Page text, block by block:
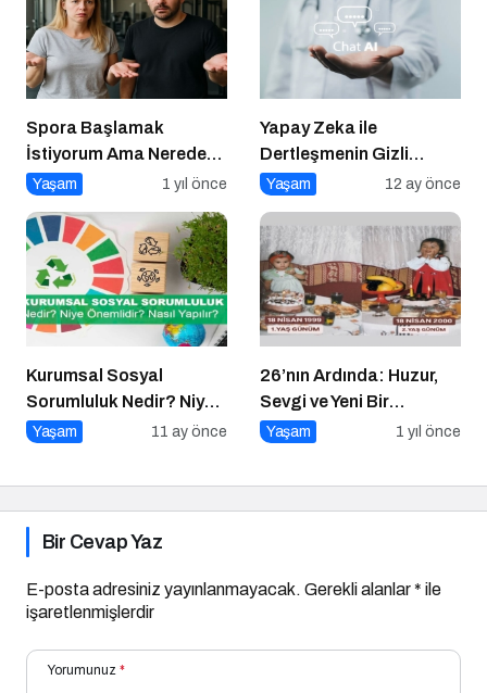
Spora Başlamak
İstiyorum Ama Nereden
Başlayacağımı
Yaşam 1 yıl önce
Yapay Zeka ile
Dertleşmenin Gizli
Tehlikeleri
Yaşam 12 ay önce
Kurumsal Sosyal
Sorumluluk Nedir? Niye
Önemlidir? Kurumsal
Yaşam 11 ay önce
26’nın Ardında: Huzur,
Sevgi ve Yeni Bir
Başlangıç
Yaşam 1 yıl önce
Bir Cevap Yaz
E-posta adresiniz yayınlanmayacak. Gerekli alanlar* ile
işaretlenmişlerdir
Yorumunuz *